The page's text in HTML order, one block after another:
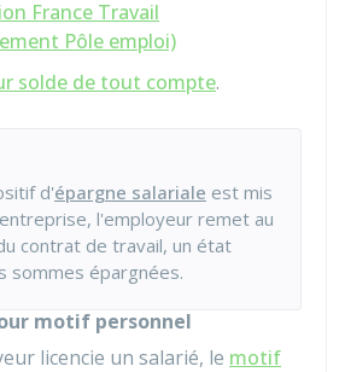
France Travail
Pôle emploi)
solde de tout compte.
d'épargne salariale est mis
l'employeur remet au
contrat de travail, un état
sommes épargnées.
motif personnel
licencie un salarié, le motif